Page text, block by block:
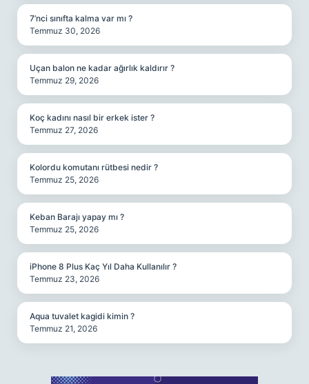
7’nci sınıfta kalma var mı ?
Temmuz 30, 2026
Uçan balon ne kadar ağırlık kaldırır ?
Temmuz 29, 2026
Koç kadını nasıl bir erkek ister ?
Temmuz 27, 2026
Kolordu komutanı rütbesi nedir ?
Temmuz 25, 2026
Keban Barajı yapay mı ?
Temmuz 25, 2026
iPhone 8 Plus Kaç Yıl Daha Kullanılır ?
Temmuz 23, 2026
Aqua tuvalet kagidi kimin ?
Temmuz 21, 2026